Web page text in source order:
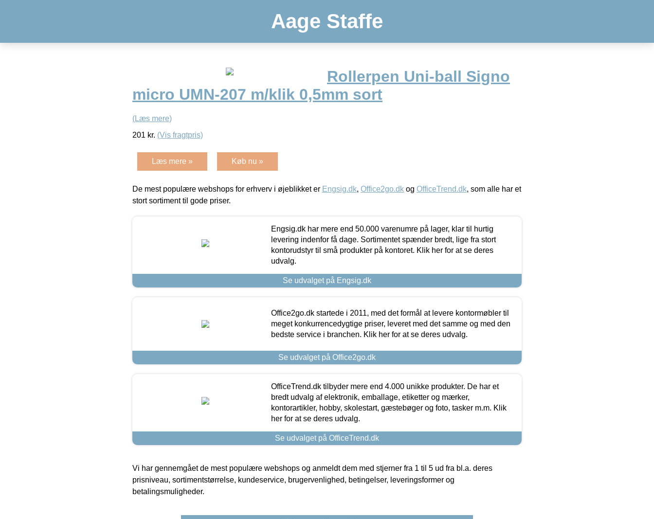
Aage Staffe
Rollerpen Uni-ball Signo
micro UMN-207 m/klik 0,5mm sort
(Læs mere)
201 kr. (Vis fragtpris)
Læs mere » Køb nu »
De mest populære webshops for erhverv i øjeblikket er Engsig.dk, Office2go.dk og OfficeTrend.dk, som alle har et
stort sortiment til gode priser.
Engsig.dk har mere end 50.000 varenumre på lager, klar til hurtig
levering indenfor få dage. Sortimentet spænder bredt, lige fra stort
kontorudstyr til små produkter på kontoret. Klik her for at se deres
udvalg.
Se udvalget på Engsig.dk
Office2go.dk startede i 2011, med det formål at levere kontormøbler til
meget konkurrencedygtige priser, leveret med det samme og med den
bedste service i branchen. Klik her for at se deres udvalg.
Se udvalget på Office2go.dk
OfficeTrend.dk tilbyder mere end 4.000 unikke produkter. De har et
bredt udvalg af elektronik, emballage, etiketter og mærker,
kontorartikler, hobby, skolestart, gæstebøger og foto, tasker m.m. Klik
her for at se deres udvalg.
Se udvalget på OfficeTrend.dk
Vi har gennemgået de mest populære webshops og anmeldt dem med stjerner fra 1 til 5 ud fra bl.a. deres
prisniveau, sortimentstørrelse, kundeservice, brugervenlighed, betingelser, leveringsformer og
betalingsmuligheder.